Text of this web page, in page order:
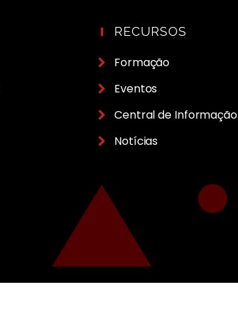
RECURSOS
Formação
Eventos
Central de Informação
Notícias